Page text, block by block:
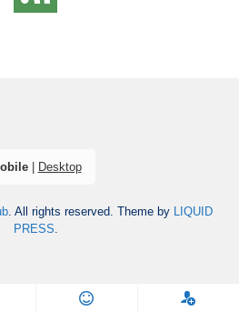
| Desktop
. All rights reserved. Theme by LIQUID
PRESS